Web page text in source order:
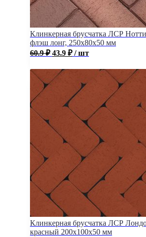
Клинкерная брусчатка ЛСР
флэш лонг, 250x80x50 мм
60.9₽ 43.9 ₽ / шт
Клинкерная брусчатка ЛСР
красный 200x100x50 мм